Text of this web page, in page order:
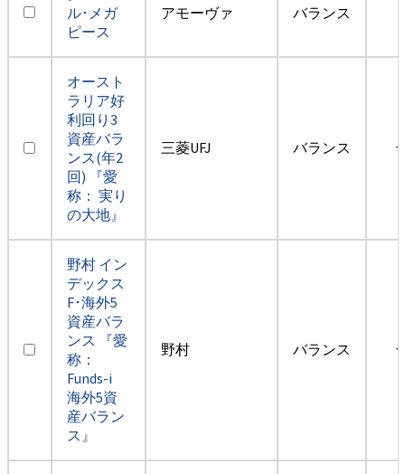
ル･メガ
ピース
アモーヴァ バランス
オースト
ラリア好
利回り3
資産バラ
ンス(年2
回) 『愛
称： 実り
の大地』
三菱UFJ バランス
野村 イン
デックス
F･海外5
資産バラ
ンス 『愛
称：
Funds-i
海外5資
産バラン
ス』
野村 バランス